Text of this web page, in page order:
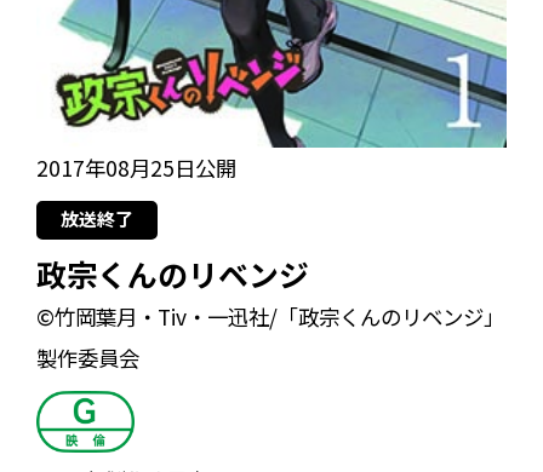
2017年08月25日公開
放送終了
政宗くんのリベンジ
©竹岡葉月・Tiv・一迅社/「政宗くんのリベンジ」
製作委員会